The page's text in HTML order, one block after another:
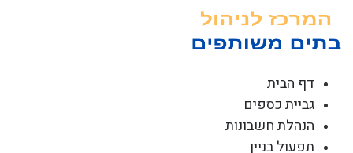
דף הבית
גביית כספים
הנהלת חשבונות
תפעול בניין